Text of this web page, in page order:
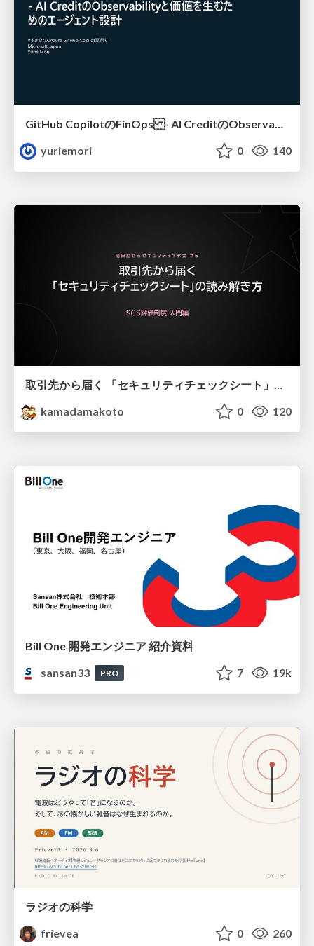
GitHub CopilotのFinOps - AI CreditのObservabilityと価値を生むためのエージェント設計
yuriemori
0 140
取引先から届く 「セキュリティチェックシート」の読み解き方
kamadamakoto
0 120
Bill One 開発エンジニア 紹介資料
sansan33
PRO 7 19k
ラジオの科学
frievea
0 260